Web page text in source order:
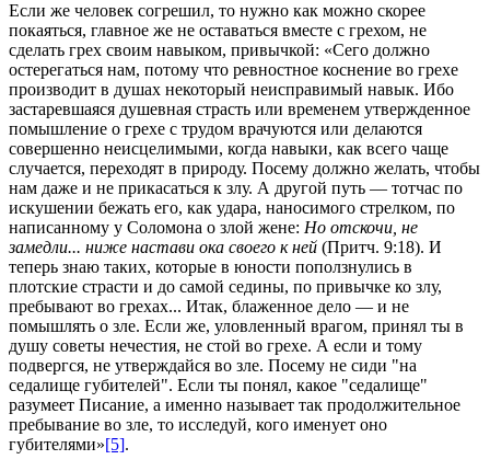
Если же человек согрешил, то нужно как можно скорее
покаяться, главное же не оставаться вместе с грехом, не
сделать грех своим навыком, привычкой: «Сего должно
остерегаться нам, потому что ревностное коснение во грехе
производит в душах некоторый неисправимый навык. Ибо
застаревшаяся душевная страсть или временем утвержденное
помышление о грехе с трудом врачуются или делаются
совершенно неисцелимыми, когда навыки, как всего чаще
случается, переходят в природу. Посему должно желать, чтобы
нам даже и не прикасаться к злу. А другой путь — тотчас по
искушении бежать его, как удара, наносимого стрелком, по
написанному у Соломона о злой жене: Но отскочи, не
замедли... ниже настави ока своего к ней (Притч. 9:18). И
теперь знаю таких, которые в юности поползнулись в
плотские страсти и до самой седины, по привычке ко злу,
пребывают во грехах... Итак, блаженное дело — и не
помышлять о зле. Если же, уловленный врагом, принял ты в
душу советы нечестия, не стой во грехе. А если и тому
подвергся, не утверждайся во зле. Посему не сиди "на
седалище губителей". Если ты понял, какое "седалище"
разумеет Писание, а именно называет так продолжительное
пребывание во зле, то исследуй, кого именует оно
губителями»[5].